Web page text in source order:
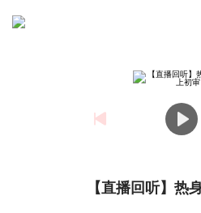
【直播回听】热